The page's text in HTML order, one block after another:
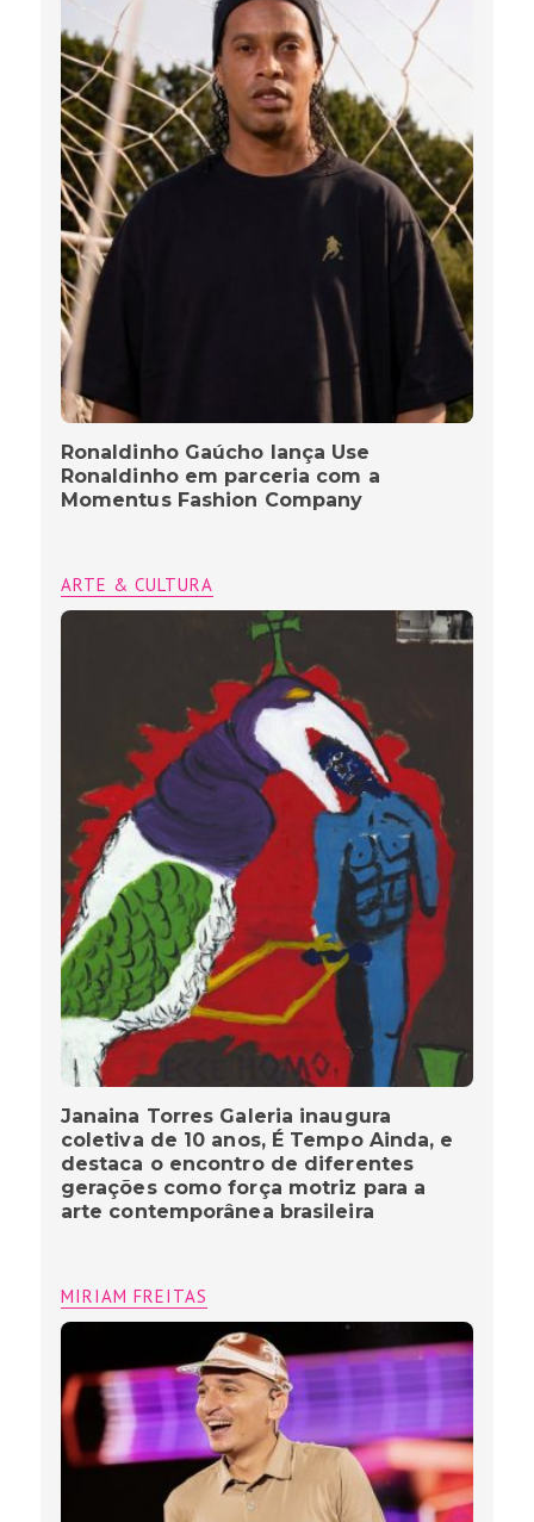
Ronaldinho Gaúcho lança Use
Ronaldinho em parceria com a
Momentus Fashion Company
ARTE & CULTURA
Janaina Torres Galeria inaugura
coletiva de 10 anos, É Tempo Ainda, e
destaca o encontro de diferentes
gerações como força motriz para a
arte contemporânea brasileira
MIRIAM FREITAS